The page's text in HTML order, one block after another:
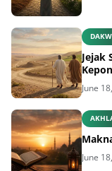
Jejak
June
June